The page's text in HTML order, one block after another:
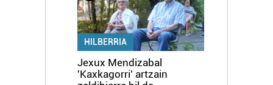
HILBERRIA
Jexux Mendizabal
'Kaxkagorri' artzain